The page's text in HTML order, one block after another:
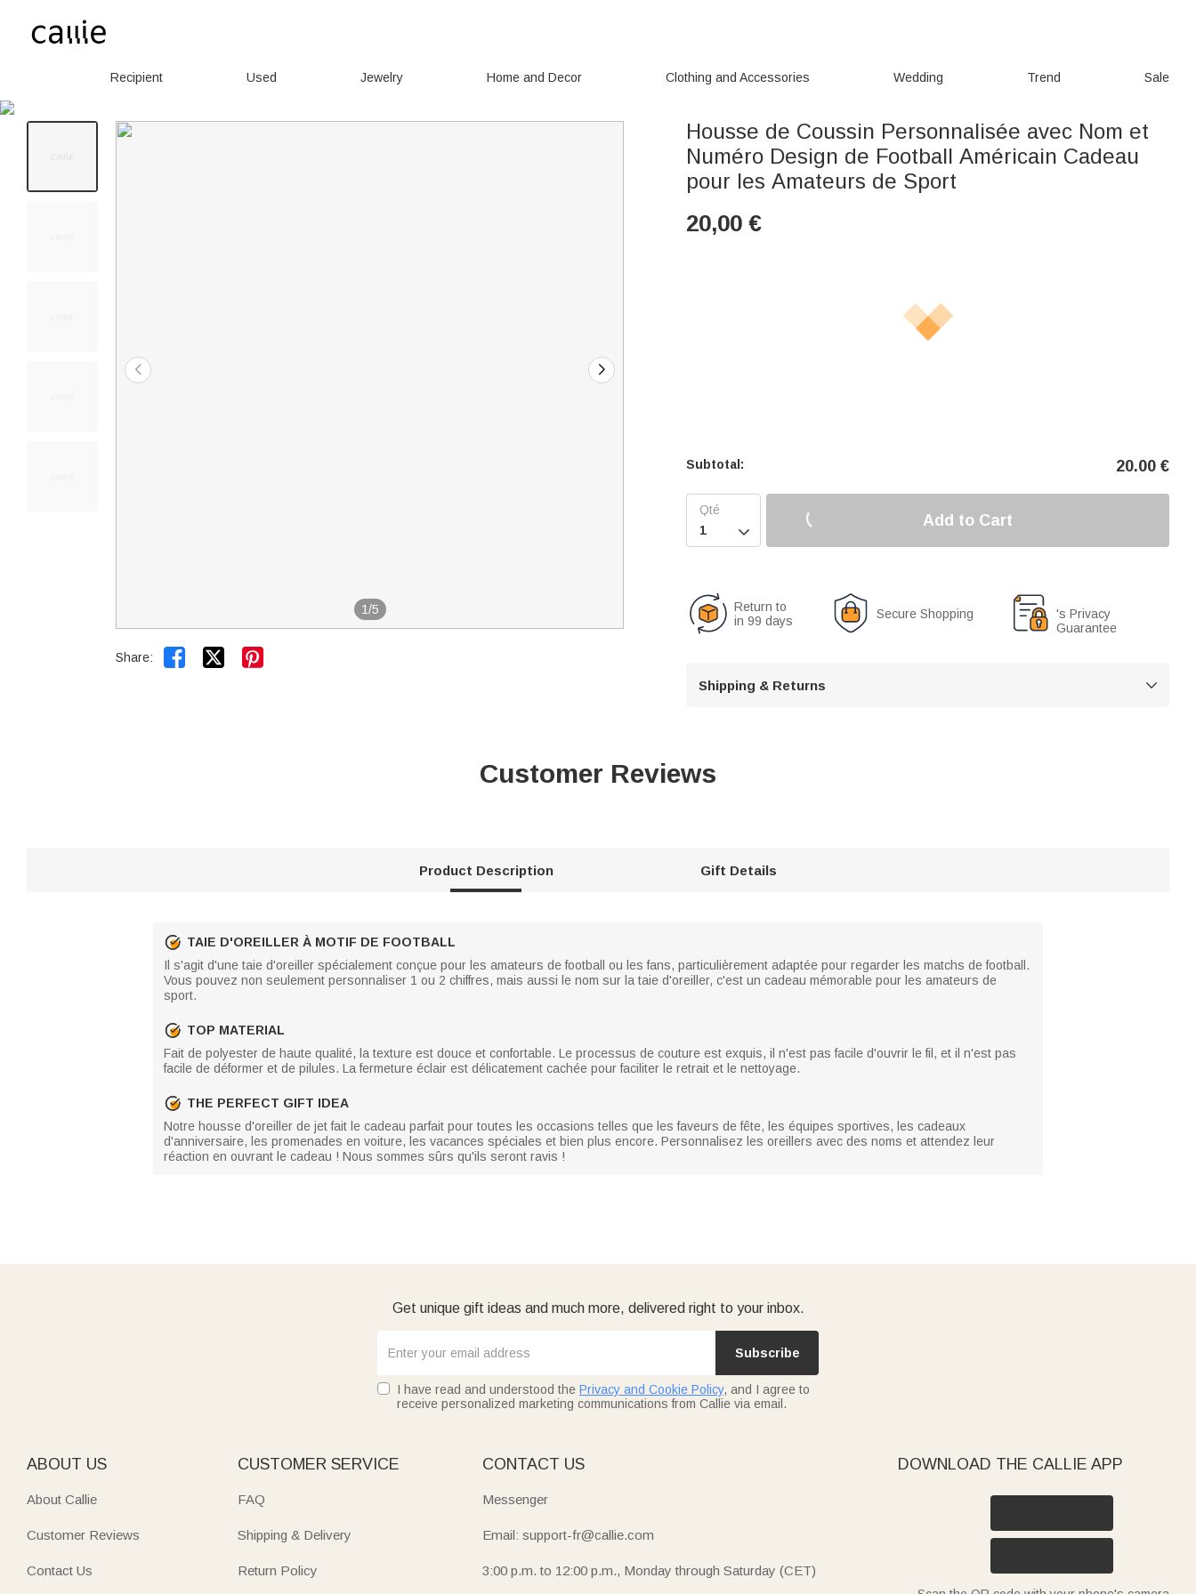
Recipient Used Jewelry Home and Decor Clothing and Accessories Wedding Trend Sale
1/5
Share:  
Housse de Coussin Personnalisée avec Nom et
Numéro Design de Football Américain Cadeau
pour les Amateurs de Sport
20,00 €
Subtotal: 20.00 €

Add to Cart
Return to
in 99 days
Secure Shopping
's Privacy
Guarantee
Shipping & Returns 
Customer Reviews
Product Description Gift Details
TAIE D'OREILLER À MOTIF DE FOOTBALL
Il s'agit d'une taie d'oreiller spécialement conçue pour les amateurs de football ou les fans, particulièrement adaptée pour regarder les matchs de football.
Vous pouvez non seulement personnaliser 1 ou 2 chiffres, mais aussi le nom sur la taie d'oreiller, c'est un cadeau mémorable pour les amateurs de
sport.
TOP MATERIAL
Fait de polyester de haute qualité, la texture est douce et confortable. Le processus de couture est exquis, il n'est pas facile d'ouvrir le fil, et il n'est pas
facile de déformer et de pilules. La fermeture éclair est délicatement cachée pour faciliter le retrait et le nettoyage.
THE PERFECT GIFT IDEA
Notre housse d'oreiller de jet fait le cadeau parfait pour toutes les occasions telles que les faveurs de fête, les équipes sportives, les cadeaux
d'anniversaire, les promenades en voiture, les vacances spéciales et bien plus encore. Personnalisez les oreillers avec des noms et attendez leur
réaction en ouvrant le cadeau ! Nous sommes sûrs qu'ils seront ravis !
Get unique gift ideas and much more, delivered right to your inbox.
Subscribe
I have read and understood the Privacy and Cookie Policy, and I agree to
receive personalized marketing communications from Callie via email.
ABOUT US
About Callie
Customer Reviews
Contact Us
CUSTOMER SERVICE
FAQ
Shipping & Delivery
Return Policy
CONTACT US
Messenger
Email: support-fr@callie.com
3:00 p.m. to 12:00 p.m., Monday through Saturday (CET)
DOWNLOAD THE CALLIE APP